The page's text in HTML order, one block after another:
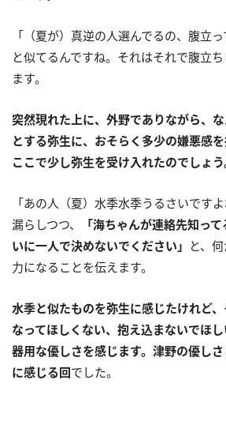
「（夏が）真逆の人選んでるの、腹立
と似てるんですね。それはそれで腹立
ます。
突然現れた上に、外野でありながら、
とする弥生に、おそらく多少の嫌悪感を
ここで少し弥生を受け入れたのでしょう
「あの人（夏）水季水季うるさいです
漏らしつつ、
「海ちゃんが連絡先知っ
いに一人で決めないでください」 と、
力になることを伝えます。
水季と似たものを弥生に感じたけれど
なってほしくない、抱え込まないでほ
器用な優しさを感じます。津野の優し
に感じる回でした。